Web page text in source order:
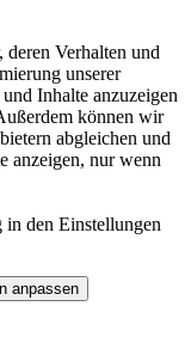
deren Verhalten und
unserer
Inhalte anzuzeigen
können wir
abgleichen und
anzeigen, nur wenn
den Einstellungen
anpassen